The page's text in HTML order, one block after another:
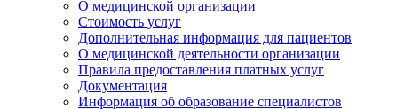
О медицинской организации
Стоимость услуг
Дополнительная информация для пациентов
О медицинской деятельности организации
Правила предоставления платных услуг
Документация
Информация об образование специалистов